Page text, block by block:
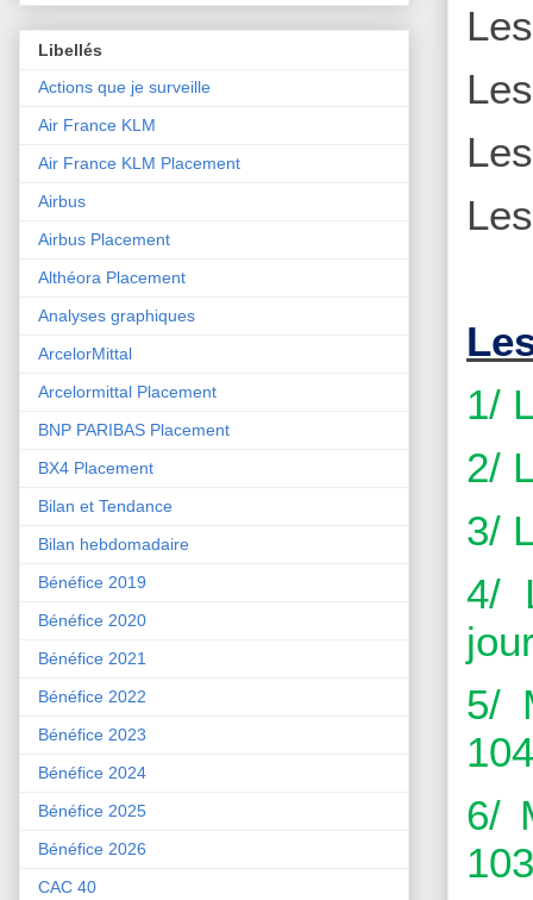
1/
2/
3/
4/
5/
6/
Libellés
Actions que je surveille
Air France KLM
Air France KLM Placement
Airbus
Airbus Placement
Althéora Placement
Analyses graphiques
ArcelorMittal
Arcelormittal Placement
BNP PARIBAS Placement
BX4 Placement
Bilan et Tendance
Bilan hebdomadaire
Bénéfice 2019
Bénéfice 2020
Bénéfice 2021
Bénéfice 2022
Bénéfice 2023
Bénéfice 2024
Bénéfice 2025
Bénéfice 2026
CAC 40